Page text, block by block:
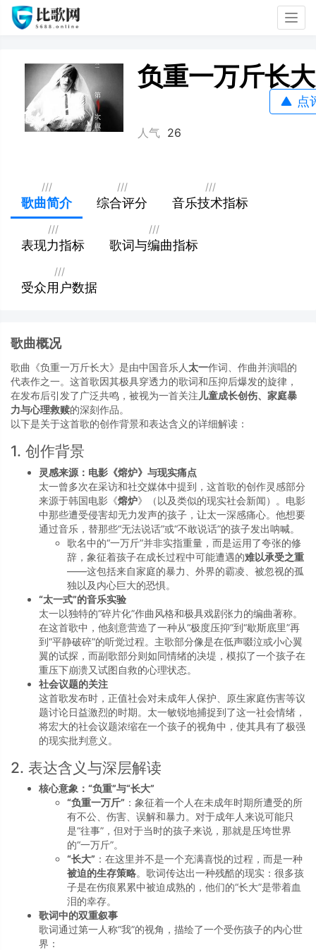
负重一万斤长
点
人气 26
///
歌曲简介
///
综合评分
///
音乐技术指标
///
表现力指标
///
歌词与编曲指标
///
受众用户数据
歌曲概况
歌曲《负重一万斤长大》是由中国音乐人太一作词、作曲并演唱的
代表作之一。这首歌因其极具穿透力的歌词和压抑后爆发的旋律，
在发布后引发了广泛共鸣，被视为一首关注 儿童成长创伤、家庭暴
力与心理救赎的深刻作品。
以下是关于这首歌的创作背景和表达含义的详细解读：
1. 创作背景
灵感来源：电影《熔炉》与现实痛点
太一曾多次在采访和社交媒体中提到，这首歌的创作灵感部分
来源于韩国电影《熔炉》（以及类似的现实社会新闻）。电影
中那些遭受侵害却无力发声的孩子，让太一深感痛心。他想要
通过音乐，替那些“无法说话”或“不敢说话”的孩子发出呐喊。
歌名中的“一万斤”并非实指重量，而是运用了夸张的修
辞，象征着孩子在成长过程中可能遭遇的难以承受之重
——这包括来自家庭的暴力、外界的霸凌、被忽视的孤
独以及内心巨大的恐惧。
“太一式”的音乐实验
太一以独特的“碎片化”作曲风格和极具戏剧张力的编曲著称。
在这首歌中，他刻意营造了一种从“极度压抑”到“歇斯底里”再
到“平静破碎”的听觉过程。主歌部分像是在低声啜泣或小心翼
翼的试探，而副歌部分则如同情绪的决堤，模拟了一个孩子在
重压下崩溃又试图自救的心理状态。
社会议题的关注
这首歌发布时，正值社会对未成年人保护、原生家庭伤害等议
题讨论日益激烈的时期。太一敏锐地捕捉到了这一社会情绪，
将宏大的社会议题浓缩在一个孩子的视角中，使其具有了极强
的现实批判意义。
2. 表达含义与深层解读
核心意象：“负重”与“长大”
“负重一万斤” ：象征着一个人在未成年时期所遭受的所
有不公、伤害、误解和暴力。对于成年人来说可能只
是“往事”，但对于当时的孩子来说，那就是压垮世界
的“一万斤”。
“长大” ：在这里并不是一个充满喜悦的过程，而是一种
被迫的生存策略。歌词传达出一种残酷的现实：很多孩
子是在伤痕累累中被迫成熟的，他们的“长大”是带着血
泪的幸存。
歌词中的双重叙事
歌词通过第一人称“我”的视角，描绘了一个受伤孩子的内心世
界：